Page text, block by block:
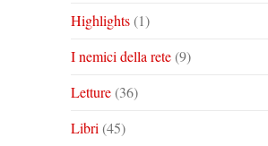
Highlights(1)
I nemici della rete(9)
Letture(36)
Libri (45)